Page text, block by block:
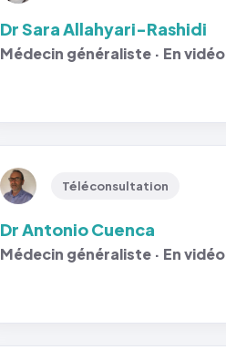
Dr Sara Allahyari-Rashidi
Médecin généraliste · En vidéo
Téléconsultation
Dr Antonio Cuenca
Médecin généraliste · En vidéo